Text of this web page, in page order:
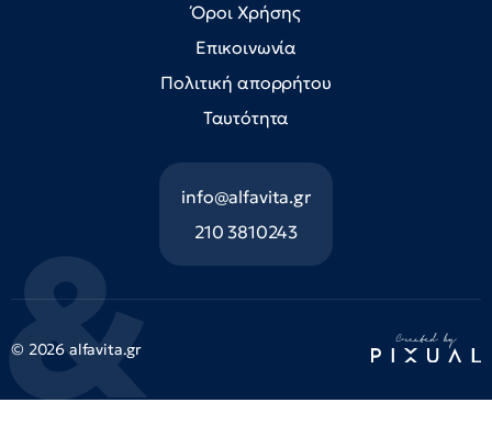
Όροι Χρήσης
Επικοινωνία
Πολιτική απορρήτου
Ταυτότητα
info@alfavita.gr
210 3810243
© 2026 alfavita.gr